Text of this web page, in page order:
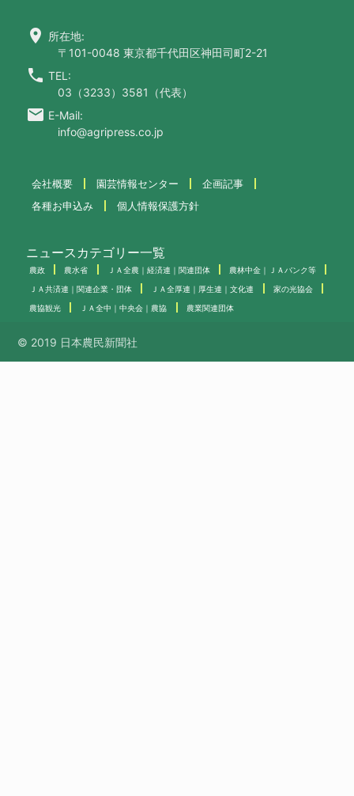
location_on 所在地:
〒101-0048 東京都千代田区神田司町2-21
call TEL:
03（3233）3581（代表）
email E-Mail:
info@agripress.co.jp
会社概要 園芸情報センター
企画記事
各種お申込み
個人情報保護方針
ニュースカテゴリー一覧
農政 農水省 ＪＡ全農｜経済連｜関連団体 農林中金｜ＪＡバンク等
ＪＡ共済連｜関連企業・団体 ＪＡ全厚連｜厚生連｜文化連 家の光協会
農協観光 ＪＡ全中｜中央会｜農協 農業関連団体
© 2019 日本農民新聞社